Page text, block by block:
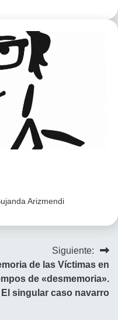
Arizmendi
Siguiente:
de las Víctimas en
de «desmemoria».
El singular caso navarro